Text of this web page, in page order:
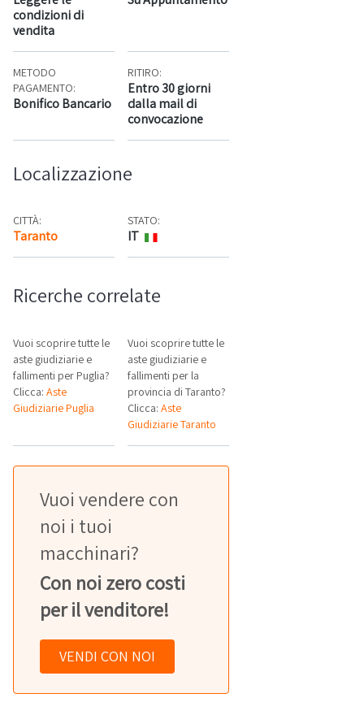
condizioni di
vendita
METODO
PAGAMENTO:
Bonifico Bancario
RITIRO:
Entro 30 giorni
dalla mail di
convocazione
Localizzazione
CITTÀ:
Taranto Mappa
STATO:
IT
Ricerche correlate
Vuoi scoprire tutte le
aste giudiziarie e
fallimenti per Puglia?
Clicca: Aste
Giudiziarie Puglia
Vuoi scoprire tutte le
aste giudiziarie e
fallimenti per la
provincia di Taranto?
Clicca:Aste
Giudiziarie Taranto
Vuoi vendere con
noi i tuoi
macchinari?
Con noi zero costi
per il venditore!
VENDI CON NOI